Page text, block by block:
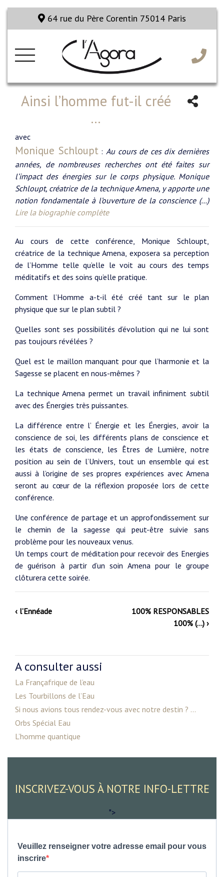
64 rue du Père Corentin 75014 Paris
Ainsi l’homme fut-il créé
...
avec
Monique Schloupt: Au cours de ces dix dernières
années, de nombreuses recherches ont été faites sur
l’impact des énergies sur le corps physique. Monique
Schloupt, créatrice de la technique Amena, y apporte une
notion fondamentale à l’ouverture de la conscience (…)
Lire la biographie complète
Au cours de cette conférence, Monique Schloupt,
créatrice de la technique Amena, exposera sa perception
de l’Homme telle qu’elle le voit au cours des temps
méditatifs et des soins qu’elle pratique.
Comment l’Homme a-t-il été créé tant sur le plan
physique que sur le plan subtil ?
Quelles sont ses possibilités d’évolution qui ne lui sont
pas toujours révélées ?
Quel est le maillon manquant pour que l’harmonie et la
Sagesse se placent en nous-mêmes ?
La technique Amena permet un travail infiniment subtil
avec des Énergies très puissantes.
La différence entre l’ Énergie et les Énergies, avoir la
conscience de soi, les différents plans de conscience et
les états de conscience, les Êtres de Lumière, notre
position au sein de l’Univers, tout un ensemble qui est
aussi à l’origine de ses propres expériences avec Amena
seront au cœur de la réflexion proposée lors de cette
conférence.
Une conférence de partage et un approfondissement sur
le chemin de la sagesse qui peut-être suivie sans
problème pour les nouveaux venus.
Un temps court de méditation pour recevoir des Energies
de guérison à partir d’un soin Amena pour le groupe
clôturera cette soirée.
‹ l’Ennéade
100% RESPONSABLES
100% (…) ›
A consulter aussi
La Françafrique de l’eau
Les Tourbillons de l’Eau
Si nous avions tous rendez-vous avec notre destin ? ...
Orbs Spécial Eau
L’homme quantique
INSCRIVEZ-VOUS À NOTRE INFO-LETTRE
">
Veuillez renseigner votre adresse email pour vous
inscrire